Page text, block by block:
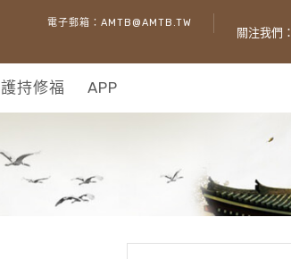
電子郵箱：AMTB@AMTB.TW
關注我們：
護持修福 APP